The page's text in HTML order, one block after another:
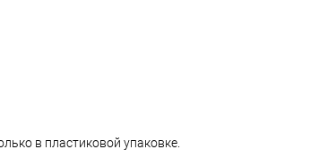
в пластиковой упаковке.